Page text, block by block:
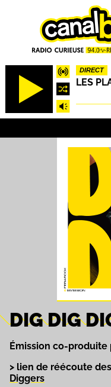
DIRECT
LES
DIG DIG
Émission co-produite
> lien de réécoute
Diggers